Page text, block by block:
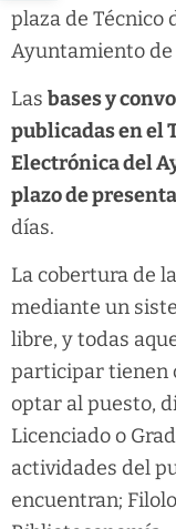
plaza de Técnico
Ayuntamiento de
Las bases y
publicadas en el
Electrónica del
plazo de
días.
La cobertura de
mediante un
libre, y todas
participar tienen
optar al puesto,
Licenciado o
actividades del
encuentran;